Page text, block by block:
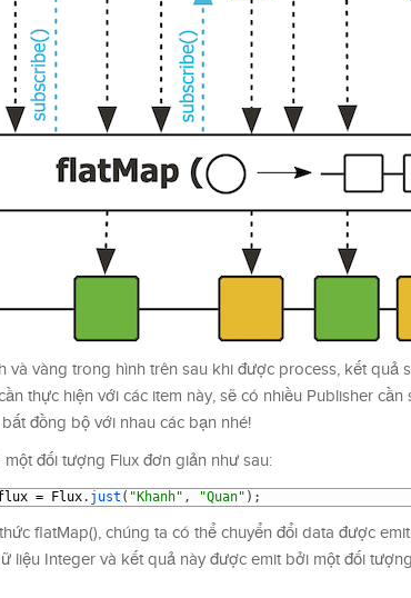
và vàng trong hình trên sau khi được process, kết quả
thực hiện với các item này, sẽ có nhiều Publisher
đồng bộ với nhau các bạn nhé!
đối tượng Flux đơn giản như sau:
= Flux. just ( "Khanh" , "Quan" ) ;
flatMap(), chúng ta có thể chuyển đổi data được
liệu Integer và kết quả này được emit bởi một đối